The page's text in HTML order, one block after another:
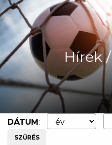
Hírek
DÁTUM:
SZŰRÉS